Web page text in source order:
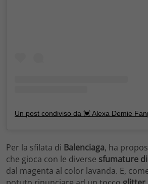
Per la sfilata di Balenciaga, ha
che gioca con le diverse sfumature
dal magenta al color lavanda. E,